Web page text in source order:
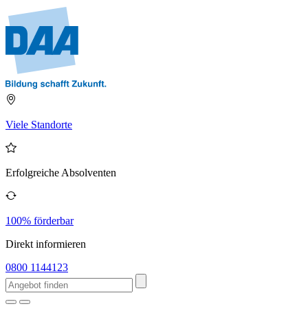
Viele Standorte
Erfolgreiche Absolventen
100% förderbar
Direkt informieren
0800 1144123